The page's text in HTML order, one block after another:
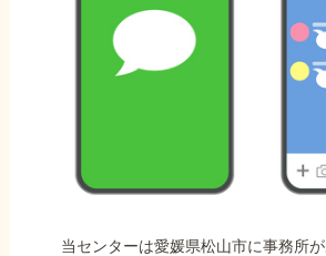
当センターは愛媛県松山市に事務所が